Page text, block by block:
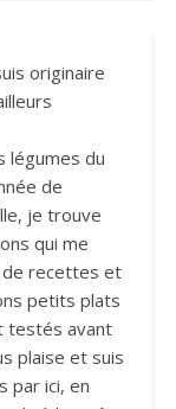
originaire
légumes du
de
je trouve
qui me
recettes et
petits plats
testés avant
plaise et suis
par ici, en